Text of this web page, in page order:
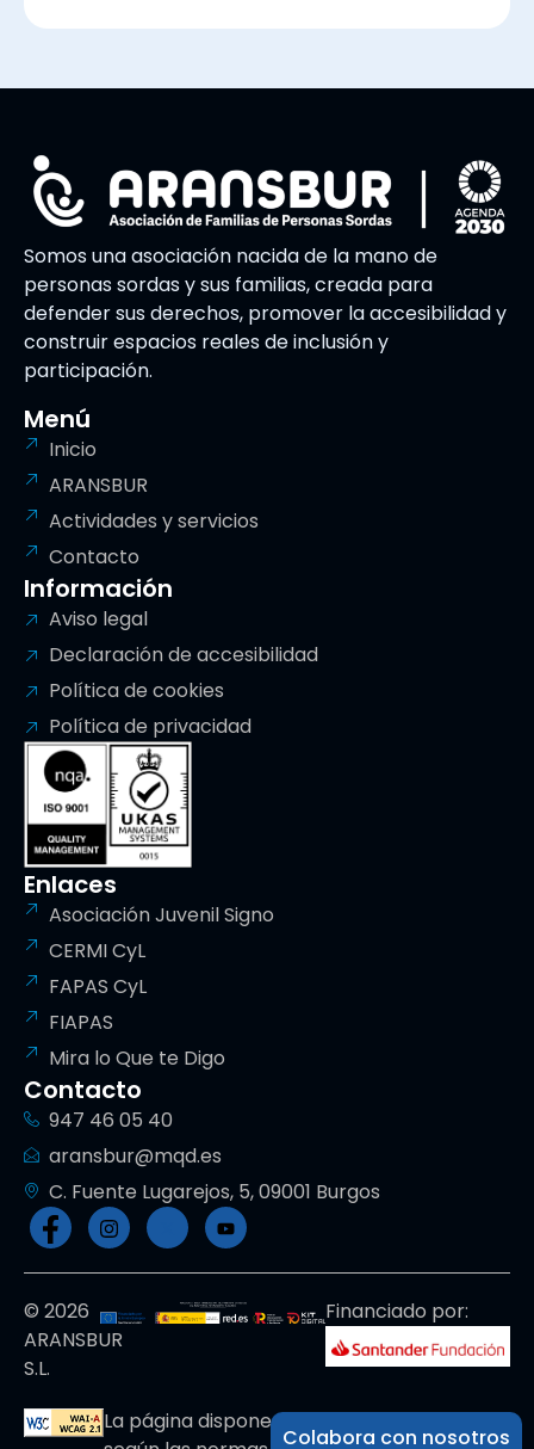
Somos una asociación nacida de la mano de
personas sordas y sus familias, creada para
defender sus derechos, promover la accesibilidad y
construir espacios reales de inclusión y
participación.
Menú
Inicio
ARANSBUR
Actividades y servicios
Contacto
Información
Aviso legal
Declaración de accesibilidad
Política de cookies
Política de privacidad
Enlaces
Asociación Juvenil Signo
CERMI CyL
FAPAS CyL
FIAPAS
Mira lo Que te Digo
Contacto
947 46 05 40
aransbur@mqd.es
C. Fuente Lugarejos, 5, 09001 Burgos
Colabora con nosotros
© 2026
ARANSBUR
S.L.
Financiado por:
La página dispone de código accesible